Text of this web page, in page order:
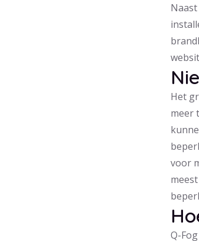
Naast
Het
meer
voor
Q-